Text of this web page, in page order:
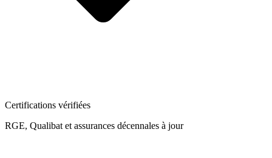
Certifications vérifiées
RGE, Qualibat et assurances décennales à jour